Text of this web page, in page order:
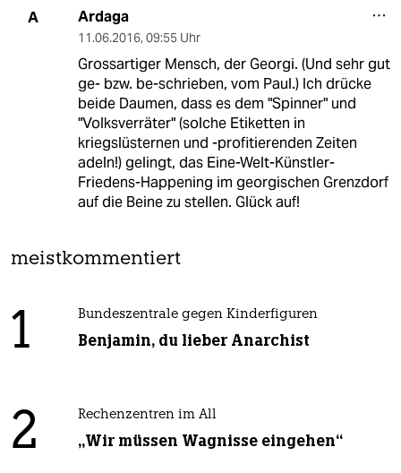
A Ardaga
11.06.2016, 09:55 Uhr
Grossartiger Mensch, der Georgi. (Und sehr gut
ge- bzw. be-schrieben, vom Paul.) Ich drücke
beide Daumen, dass es dem "Spinner" und
"Volksverräter" (solche Etiketten in
kriegslüsternen und -profitierenden Zeiten
adeln!) gelingt, das Eine-Welt-Künstler-
Friedens-Happening im georgischen Grenzdorf
auf die Beine zu stellen. Glück auf!
meistkommentiert
1 Bundeszentrale gegen Kinderfiguren
Benjamin, du lieber Anarchist
2 Rechenzentren im All
„Wir müssen Wagnisse eingehen“